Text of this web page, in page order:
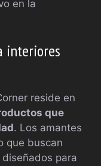
en la
interiores
reside en
que
. Los amantes
que buscan
para